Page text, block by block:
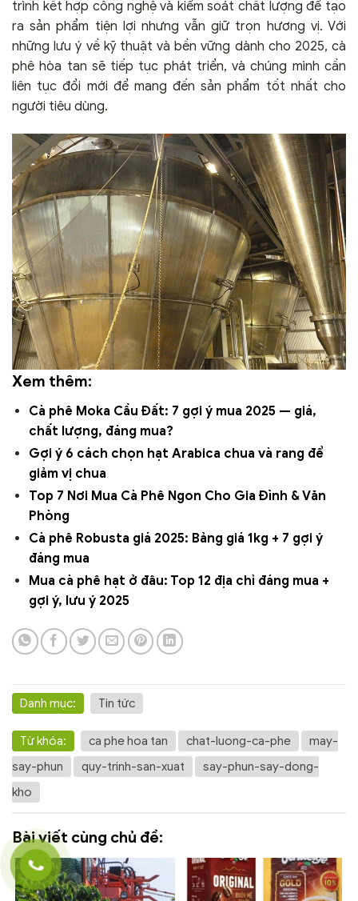
trình kết hợp công nghệ và kiểm soát chất lượng để tạo
ra sản phẩm tiện lợi nhưng vẫn giữ trọn hương vị. Với
những lưu ý về kỹ thuật và bền vững dành cho 2025, cà
phê hòa tan sẽ tiếp tục phát triển, và chúng mình cần
liên tục đổi mới để mang đến sản phẩm tốt nhất cho
người tiêu dùng.
Xem thêm:
Cà phê Moka Cầu Đất: 7 gợi ý mua 2025 — giá,
chất lượng, đáng mua?
Gợi ý 6 cách chọn hạt Arabica chua và rang để
giảm vị chua
Top 7 Nơi Mua Cà Phê Ngon Cho Gia Đình & Văn
Phòng
Cà phê Robusta giá 2025: Bảng giá 1kg + 7 gợi ý
đáng mua
Mua cà phê hạt ở đâu: Top 12 địa chỉ đáng mua +
gợi ý, lưu ý 2025
Danh mục: Tin tức
Từ khóa: ca phe hoa tan chat-luong-ca-phe
may-
say-phun
quy-trinh-san-xuat
say-phun-say-dong-
kho
Bài viết cùng chủ đề: